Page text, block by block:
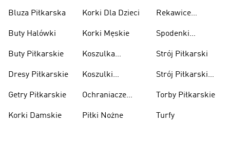
Bluza Piłkarska
Buty Halówki
Buty Piłkarskie
Dresy Piłkarskie
Getry Piłkarskie
Korki Damskie
Korki Dla Dzieci
Korki Męskie
Koszulka
Koszulki
Dzieci
Ochraniacze
Piłki Nożne
Rekawice
Spodenki
Strój Piłkarski
Strój Piłkarski
Torby Piłkarskie
Turfy